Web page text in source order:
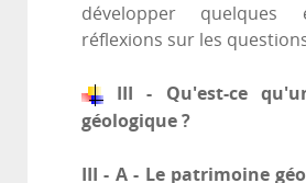
développer quelques
réflexions sur les
III - Qu'est-ce
géologique ?
III - A - Le patrimoine